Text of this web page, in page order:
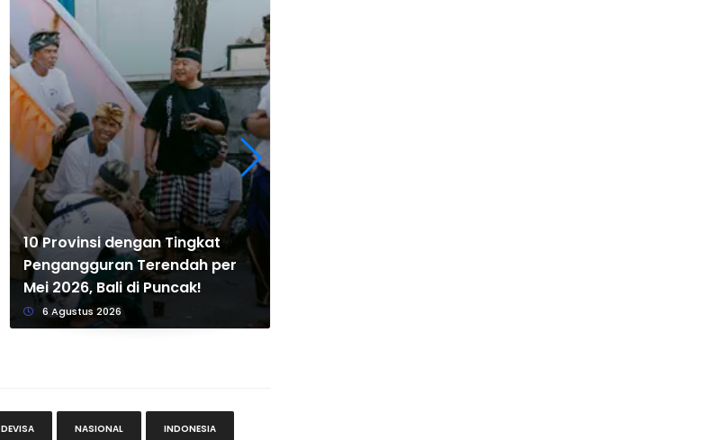
10 Provinsi dengan Tingkat
Pengangguran Terendah per
Mei 2026, Bali di Puncak!
6 Agustus 2026
DEVISA NASIONAL INDONESIA